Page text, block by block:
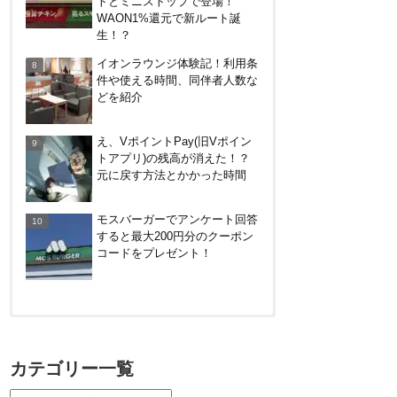
カテエネBANK、未契約者でも
に！月末のみ残高200万円必
要。1/1～
WAON1%還元で新ルート誕
生！？
イオンラウンジ体験記！利用条
件や使える時間、同伴者人数な
どを紹介
え、VポイントPay(旧Vポイン
トアプリ)の残高が消えた！？
元に戻す方法とかかった時間
モスバーガーでアンケート回答
すると最大200円分のクーポン
コードをプレゼント！
朝まで
カテゴリー一覧